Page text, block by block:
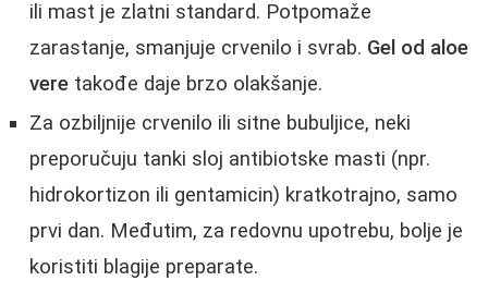
ili mast je zlatni standard. Potpomaže
zarastanje, smanjuje crvenilo i svrab. Gel od aloe
vere takođe daje brzo olakšanje.
Za ozbiljnije crvenilo ili sitne bubuljice, neki
preporučuju tanki sloj antibiotske masti (npr.
hidrokortizon ili gentamicin) kratkotrajno, samo
prvi dan. Međutim, za redovnu upotrebu, bolje je
koristiti blagije preparate.